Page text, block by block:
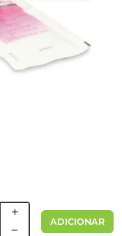
ADICIONAR